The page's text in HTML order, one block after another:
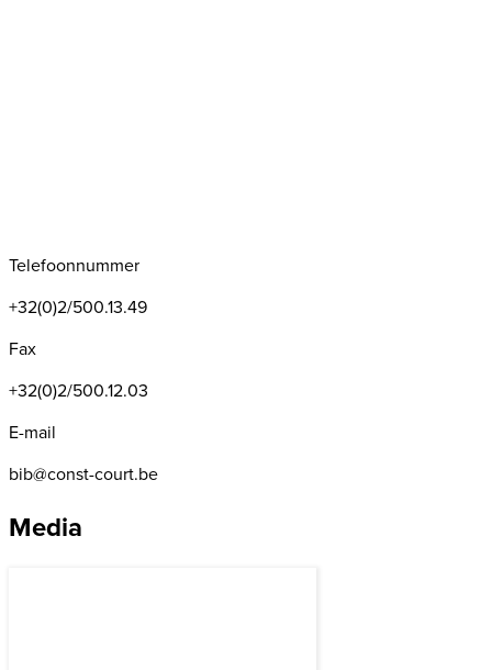
Telefoonnummer
+32(0)2/500.13.49
Fax
+32(0)2/500.12.03
E-mail
bib@const-court.be
Media